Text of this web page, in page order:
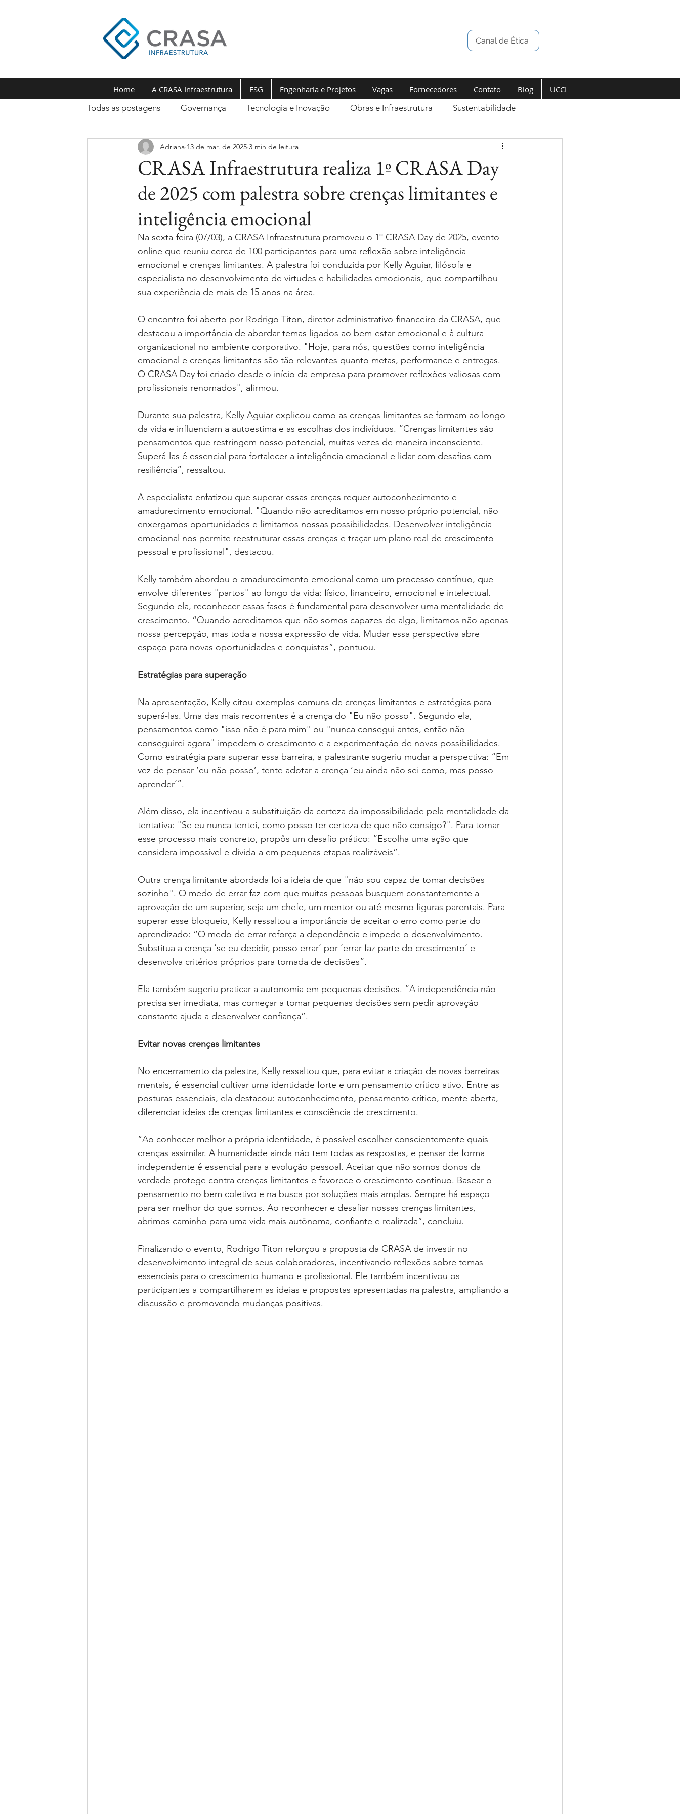
Canal de Ética
Todas as postagens Governança Tecnologia e Inovação Obras e Infraestrutura Sustentabilidade
CRASA Infraestrutura realiza 1º CRASA Day
de 2025 com palestra sobre crenças limitantes e
inteligência emocional
Adriana 13 de mar. de 2025 3 min de leitura
Na sexta-feira (07/03), a CRASA Infraestrutura promoveu o 1º CRASA Day de 2025, evento
online que reuniu cerca de 100 participantes para uma reflexão sobre inteligência
emocional e crenças limitantes. A palestra foi conduzida por Kelly Aguiar, filósofa e
especialista no desenvolvimento de virtudes e habilidades emocionais, que compartilhou
sua experiência de mais de 15 anos na área.
O encontro foi aberto por Rodrigo Titon, diretor administrativo-financeiro da CRASA, que
destacou a importância de abordar temas ligados ao bem-estar emocional e à cultura
organizacional no ambiente corporativo. "Hoje, para nós, questões como inteligência
emocional e crenças limitantes são tão relevantes quanto metas, performance e entregas.
O CRASA Day foi criado desde o início da empresa para promover reflexões valiosas com
profissionais renomados", afirmou.
Durante sua palestra, Kelly Aguiar explicou como as crenças limitantes se formam ao longo
da vida e influenciam a autoestima e as escolhas dos indivíduos. “Crenças limitantes são
pensamentos que restringem nosso potencial, muitas vezes de maneira inconsciente.
Superá-las é essencial para fortalecer a inteligência emocional e lidar com desafios com
resiliência”, ressaltou.
A especialista enfatizou que superar essas crenças requer autoconhecimento e
amadurecimento emocional. "Quando não acreditamos em nosso próprio potencial, não
enxergamos oportunidades e limitamos nossas possibilidades. Desenvolver inteligência
emocional nos permite reestruturar essas crenças e traçar um plano real de crescimento
pessoal e profissional", destacou.
Kelly também abordou o amadurecimento emocional como um processo contínuo, que
envolve diferentes "partos" ao longo da vida: físico, financeiro, emocional e intelectual.
Segundo ela, reconhecer essas fases é fundamental para desenvolver uma mentalidade de
crescimento. “Quando acreditamos que não somos capazes de algo, limitamos não apenas
nossa percepção, mas toda a nossa expressão de vida. Mudar essa perspectiva abre
espaço para novas oportunidades e conquistas”, pontuou.
Estratégias para superação
Na apresentação, Kelly citou exemplos comuns de crenças limitantes e estratégias para
superá-las. Uma das mais recorrentes é a crença do "Eu não posso". Segundo ela,
pensamentos como "isso não é para mim" ou "nunca consegui antes, então não
conseguirei agora" impedem o crescimento e a experimentação de novas possibilidades.
Como estratégia para superar essa barreira, a palestrante sugeriu mudar a perspectiva: “Em
vez de pensar ‘eu não posso’, tente adotar a crença ‘eu ainda não sei como, mas posso
aprender’”.
Além disso, ela incentivou a substituição da certeza da impossibilidade pela mentalidade da
tentativa: "Se eu nunca tentei, como posso ter certeza de que não consigo?". Para tornar
esse processo mais concreto, propôs um desafio prático: “Escolha uma ação que
considera impossível e divida-a em pequenas etapas realizáveis”.
Outra crença limitante abordada foi a ideia de que "não sou capaz de tomar decisões
sozinho". O medo de errar faz com que muitas pessoas busquem constantemente a
aprovação de um superior, seja um chefe, um mentor ou até mesmo figuras parentais. Para
superar esse bloqueio, Kelly ressaltou a importância de aceitar o erro como parte do
aprendizado: “O medo de errar reforça a dependência e impede o desenvolvimento.
Substitua a crença ‘se eu decidir, posso errar’ por ‘errar faz parte do crescimento’ e
desenvolva critérios próprios para tomada de decisões”.
Ela também sugeriu praticar a autonomia em pequenas decisões. “A independência não
precisa ser imediata, mas começar a tomar pequenas decisões sem pedir aprovação
constante ajuda a desenvolver confiança”.
Evitar novas crenças limitantes
No encerramento da palestra, Kelly ressaltou que, para evitar a criação de novas barreiras
mentais, é essencial cultivar uma identidade forte e um pensamento crítico ativo. Entre as
posturas essenciais, ela destacou: autoconhecimento, pensamento crítico, mente aberta,
diferenciar ideias de crenças limitantes e consciência de crescimento.
“Ao conhecer melhor a própria identidade, é possível escolher conscientemente quais
crenças assimilar. A humanidade ainda não tem todas as respostas, e pensar de forma
independente é essencial para a evolução pessoal. Aceitar que não somos donos da
verdade protege contra crenças limitantes e favorece o crescimento contínuo. Basear o
pensamento no bem coletivo e na busca por soluções mais amplas. Sempre há espaço
para ser melhor do que somos. Ao reconhecer e desafiar nossas crenças limitantes,
abrimos caminho para uma vida mais autônoma, confiante e realizada”, concluiu.
Finalizando o evento, Rodrigo Titon reforçou a proposta da CRASA de investir no
desenvolvimento integral de seus colaboradores, incentivando reflexões sobre temas
essenciais para o crescimento humano e profissional. Ele também incentivou os
participantes a compartilharem as ideias e propostas apresentadas na palestra, ampliando a
discussão e promovendo mudanças positivas.
Home A CRASA Infraestrutura ESG Engenharia e Projetos Vagas Fornecedores Contato Blog UCCI